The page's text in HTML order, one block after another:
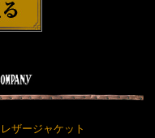
レザージャケット